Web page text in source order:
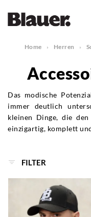
Home Herren
Das modische
immer deutlich
kleinen Dinge, die
einzigartig, komplett
FILTER